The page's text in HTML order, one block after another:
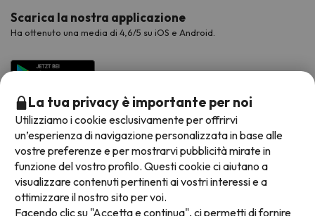
Scarica la nostra applicazione
Ha ottenuto una media di 4,6/5 su iOS e Android.
Metodi di pagamento disponibili
La tua privacy è importante per noi
Utilizziamo i cookie esclusivamente per offrirvi
un’esperienza di navigazione personalizzata in base alle
vostre preferenze e per mostrarvi pubblicità mirate in
funzione del vostro profilo. Questi cookie ci aiutano a
visualizzare contenuti pertinenti ai vostri interessi e a
ottimizzare il nostro sito per voi.
Facendo clic su "Accetta e continua", ci permetti di fornire